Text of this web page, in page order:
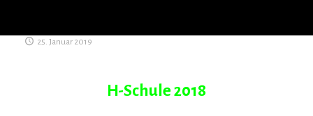
25. Januar 2019
H-Schule 2018